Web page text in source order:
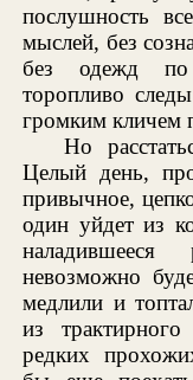
послушность
мыслей, без
без одежд по
торопливо
громким кличем
Но
Целый день,
привычное,
один уйдет из
наладившееся
невозможно
медлили и
из
редких